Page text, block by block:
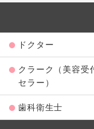
ドクター
クラーク（美容受
セラー）
歯科衛生士